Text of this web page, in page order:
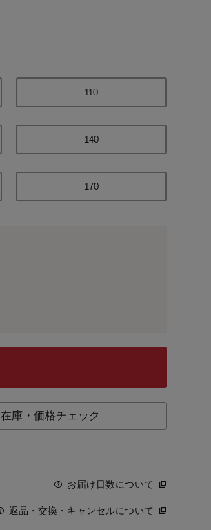
110
140
170
在庫・価格チェック
お届け日数について
返品・交換・キャンセルについて